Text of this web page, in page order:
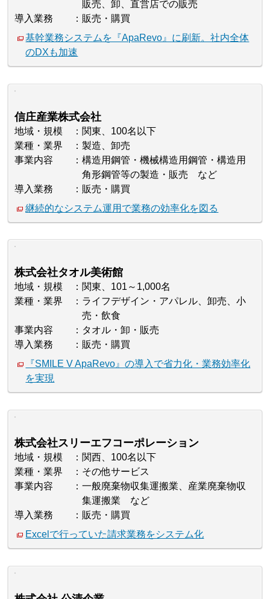
販売、卸、直営店での販売
導入業務
販売・購買
基幹業務システムを『ApaRevo』に刷新。社内全体
のDXも加速
信庄産業株式会社
地域・規模
関東、100名以下
業種・業界
製造、卸売
事業内容
構造用鋼管・機械構造用鋼管・構造用
角形鋼管等の製造・販売 など
導入業務
販売・購買
継続的なシステム運用で業務の効率化を図る
株式会社タオル美術館
地域・規模
関東、101～1,000名
業種・業界
ライフデザイン・アパレル、卸売、小
売・飲食
事業内容
タオル・卸・販売
導入業務
販売・購買
『SMILE V ApaRevo』の導入で省力化・業務効率化
を実現
株式会社スリーエフコーポレーション
地域・規模
関西、100名以下
業種・業界
その他サービス
事業内容
一般廃棄物収集運搬業、産業廃棄物収
集運搬業 など
導入業務
販売・購買
Excelで行っていた請求業務をシステム化